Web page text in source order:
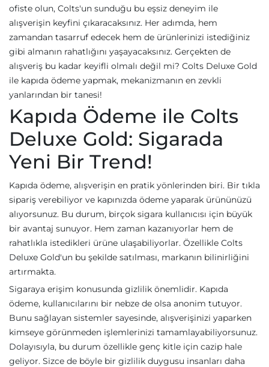
ofiste olun, Colts'un sunduğu bu eşsiz deneyim ile
alışverişin keyfini çıkaracaksınız. Her adımda, hem
zamandan tasarruf edecek hem de ürünlerinizi istediğiniz
gibi almanın rahatlığını yaşayacaksınız. Gerçekten de
alışveriş bu kadar keyifli olmalı değil mi? Colts Deluxe Gold
ile kapıda ödeme yapmak, mekanizmanın en zevkli
yanlarından bir tanesi!
Kapıda Ödeme ile Colts
Deluxe Gold: Sigarada
Yeni Bir Trend!
Kapıda ödeme, alışverişin en pratik yönlerinden biri. Bir tıkla
sipariş verebiliyor ve kapınızda ödeme yaparak ürününüzü
alıyorsunuz. Bu durum, birçok sigara kullanıcısı için büyük
bir avantaj sunuyor. Hem zaman kazanıyorlar hem de
rahatlıkla istedikleri ürüne ulaşabiliyorlar. Özellikle Colts
Deluxe Gold'un bu şekilde satılması, markanın bilinirliğini
artırmakta.
Sigaraya erişim konusunda gizlilik önemlidir. Kapıda
ödeme, kullanıcılarını bir nebze de olsa anonim tutuyor.
Bunu sağlayan sistemler sayesinde, alışverişinizi yaparken
kimseye görünmeden işlemlerinizi tamamlayabiliyorsunuz.
Dolayısıyla, bu durum özellikle genç kitle için cazip hale
geliyor. Sizce de böyle bir gizlilik duygusu insanları daha